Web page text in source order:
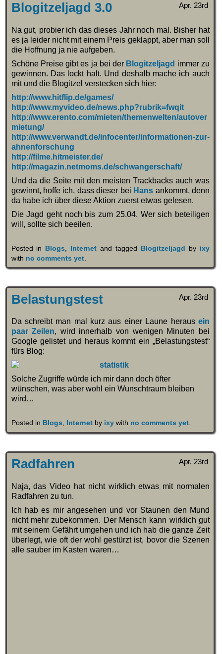
Apr. 23rd
Blogitzeljagd 3.0
Na gut, probier ich das dieses Jahr noch mal. Bisher hat
es ja leider nicht mit einem Preis geklappt, aber man soll
die Hoffnung ja nie aufgeben.
Schöne Preise gibt es ja bei der Blogitzeljagd immer zu
gewinnen. Das lockt halt. Und deshalb mache ich auch
mit und die Blogitzel verstecken sich hier:
http://www.hitflip.de/games/
http://www.myvideo.de/news.php?rubrik=fwqit
http://www.erento.com/mieten/themenwelten/autover
mietung/
http://www.verwandt.de/infocenter/informationen-zur-
ahnenforschung
http://filme.hitmeister.de/
http://magazin.netmoms.de/schwangerschaft/
Und da die Seite mit den meisten Trackbacks auch was
gewinnt, hoffe ich, dass dieser bei Hans ankommt, denn
da habe ich über diese Aktion zuerst etwas gelesen.
Die Jagd geht noch bis zum 25.04. Wer sich beteiligen
will, sollte sich beeilen.
Posted in Blogs Internet and tagged Blogitzeljagd by ixy
with no comments yet.
Apr. 23rd
Belastungstest
Da schreibt man mal kurz aus einer Laune heraus ein
paar Zeilen, wird innerhalb von wenigen Minuten bei
Google gelistet und heraus kommt ein „Belastungstest“
fürs Blog:
Solche Zugriffe würde ich mir dann doch öfter
wünschen, was aber wohl ein Wunschtraum bleiben
wird…
Posted in Blogs, Internetby ixywith no comments yet.
Apr. 23rd
Radfahren
Naja, das Video hat nicht wirklich etwas mit normalen
Radfahren zu tun.
Ich hab es mir angesehen und vor Staunen den Mund
nicht mehr zubekommen. Der Mensch kann wirklich gut
mit seinem Gefährt umgehen und ich hab die ganze Zeit
überlegt, wie oft der wohl gestürzt ist, bovor die Szenen
alle sauber im Kasten waren…